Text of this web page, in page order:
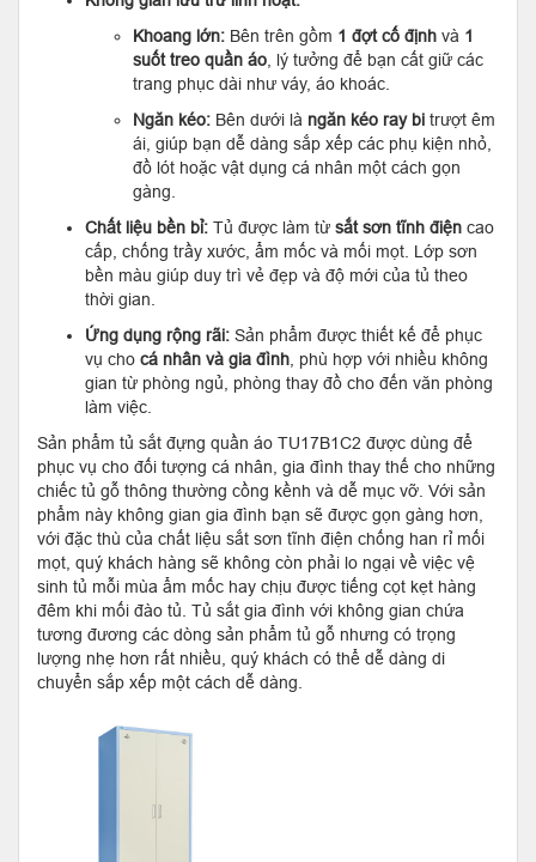
Khoang lớn: Bên trên gồm 1 đợt cố định và 1
suốt treo quần áo , lý tưởng để bạn cất giữ các
trang phục dài như váy, áo khoác.
Ngăn kéo: Bên dưới là ngăn kéo ray bi trượt êm
ái, giúp bạn dễ dàng sắp xếp các phụ kiện nhỏ,
đồ lót hoặc vật dụng cá nhân một cách gọn
gàng.
Chất liệu bền bỉ: Tủ được làm từ sắt sơn tĩnh điện cao
cấp, chống trầy xước, ẩm mốc và mối mọt. Lớp sơn
bền màu giúp duy trì vẻ đẹp và độ mới của tủ theo
thời gian.
Ứng dụng rộng rãi: Sản phẩm được thiết kế để phục
vụ cho cá nhân và gia đình , phù hợp với nhiều không
gian từ phòng ngủ, phòng thay đồ cho đến văn phòng
làm việc.
Sản phẩm tủ sắt đựng quần áo TU17B1C2 được dùng để
phục vụ cho đối tượng cá nhân, gia đình thay thế cho những
chiếc tủ gỗ thông thường cồng kềnh và dễ mục vỡ. Với sản
phẩm này không gian gia đình bạn sẽ được gọn gàng hơn,
với đặc thù của chất liệu sắt sơn tĩnh điện chống han rỉ mối
mọt, quý khách hàng sẽ không còn phải lo ngại về việc vệ
sinh tủ mỗi mùa ẩm mốc hay chịu được tiếng cọt kẹt hàng
đêm khi mối đào tủ. Tủ sắt gia đình với không gian chứa
tương đương các dòng sản phẩm tủ gỗ nhưng có trọng
lượng nhẹ hơn rất nhiều, quý khách có thể dễ dàng di
chuyển sắp xếp một cách dễ dàng.